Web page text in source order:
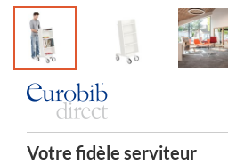
Votre fidèle serviteur